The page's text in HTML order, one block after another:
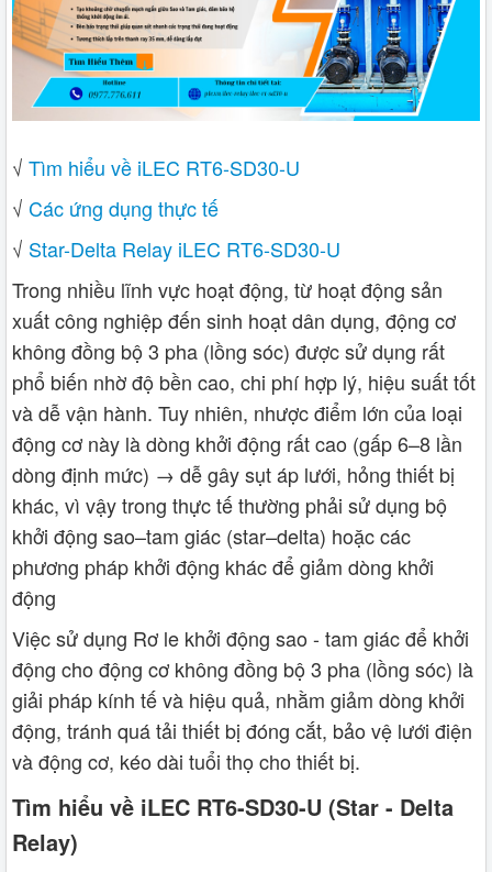
√ Tìm hiểu về iLEC RT6-SD30-U
√ Các ứng dụng thực tế
√ Star-Delta Relay iLEC RT6-SD30-U
Trong nhiều lĩnh vực hoạt động, từ hoạt động sản
xuất công nghiệp đến sinh hoạt dân dụng, động cơ
không đồng bộ 3 pha (lồng sóc) được sử dụng rất
phổ biến nhờ độ bền cao, chi phí hợp lý, hiệu suất tốt
và dễ vận hành. Tuy nhiên, nhược điểm lớn của loại
động cơ này là dòng khởi động rất cao (gấp 6–8 lần
dòng định mức) → dễ gây sụt áp lưới, hỏng thiết bị
khác, vì vậy trong thực tế thường phải sử dụng bộ
khởi động sao–tam giác (star–delta) hoặc các
phương pháp khởi động khác để giảm dòng khởi
động
Việc sử dụng Rơ le khởi động sao - tam giác để khởi
động cho động cơ không đồng bộ 3 pha (lồng sóc) là
giải pháp kính tế và hiệu quả, nhằm giảm dòng khởi
động, tránh quá tải thiết bị đóng cắt, bảo vệ lưới điện
và động cơ, kéo dài tuổi thọ cho thiết bị.
Tìm hiểu về iLEC RT6-SD30-U (Star - Delta
Relay)